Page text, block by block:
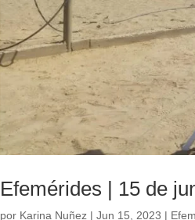
Efemérides | 15 de
por Karina Nuñez |Jun 15, 2023 |